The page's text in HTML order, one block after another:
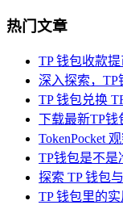
热门文章
TP 钱包收款
深入探索，TP
TP 钱包兑换
下载最新TP
TokenPocket
TP钱包是不是
探索 TP 钱包
TP 钱包里的